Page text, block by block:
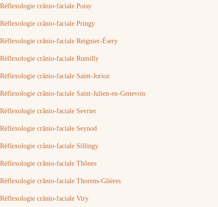
Réflexologie crânio-faciale Poisy
Réflexologie crânio-faciale Pringy
Réflexologie crânio-faciale Reignier-Ésery
Réflexologie crânio-faciale Rumilly
Réflexologie crânio-faciale Saint-Jorioz
Réflexologie crânio-faciale Saint-Julien-en-Genevois
Réflexologie crânio-faciale Sevrier
Réflexologie crânio-faciale Seynod
Réflexologie crânio-faciale Sillingy
Réflexologie crânio-faciale Thônes
Réflexologie crânio-faciale Thorens-Glières
Réflexologie crânio-faciale Viry